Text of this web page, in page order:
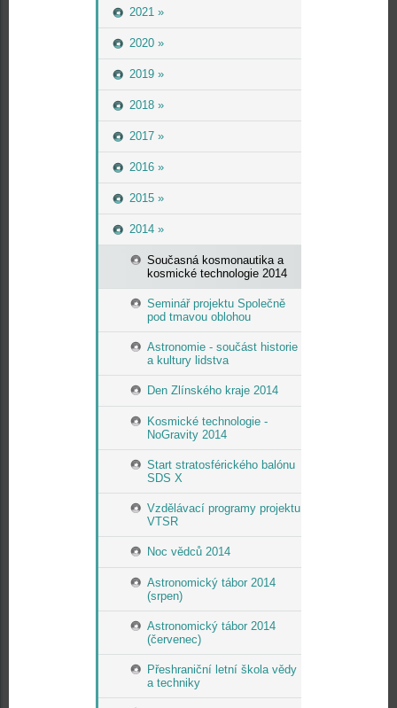
2021 »
2020 »
2019 »
2018 »
2017 »
2016 »
2015 »
2014 »
Současná kosmonautika a
kosmické technologie 2014
Seminář projektu Společně
pod tmavou oblohou
Astronomie - součást historie
a kultury lidstva
Den Zlínského kraje 2014
Kosmické technologie -
NoGravity 2014
Start stratosférického balónu
SDS X
Vzdělávací programy projektu
VTSR
Noc vědců 2014
Astronomický tábor 2014
(srpen)
Astronomický tábor 2014
(červenec)
Přeshraniční letní škola vědy
a techniky